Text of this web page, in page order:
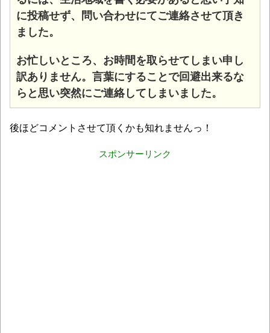
に投稿せず、問い合わせにてご連絡させて頂き
ました。
お忙しいところ、お時間を取らせてしまい申し
訳ありません。言葉にすることで回避出来るな
らと思い突然にご連絡してしまいました。
後ほどコメントさせて頂くかも知れませんっ！
スポンサーリンク